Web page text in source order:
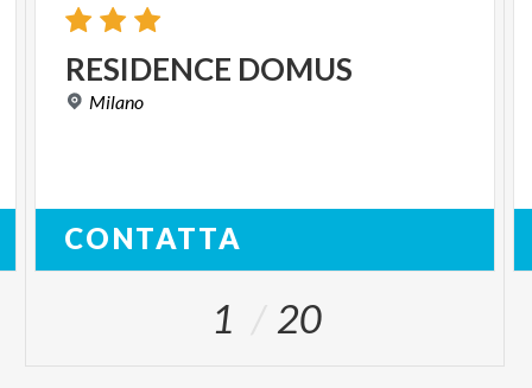
RESIDENCE DOMUS
Milano
CONTATTA
1 20